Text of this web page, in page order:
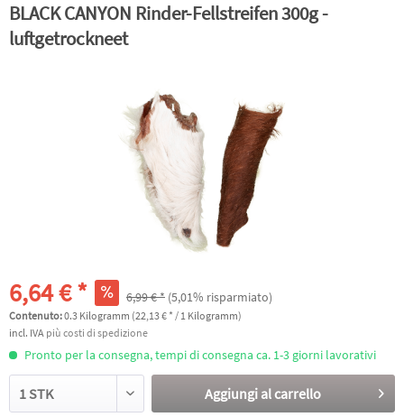
BLACK CANYON Rinder-Fellstreifen 300g -
luftgetrockneet
6,64 € * 6,99 € * (5,01% risparmiato)
Contenuto:0.3 Kilogramm (22,13 € * / 1 Kilogramm)
incl. IVA più costi di spedizione
Pronto per la consegna, tempi di consegna ca. 1-3 giorni lavorativi
Aggiungi alcarrello